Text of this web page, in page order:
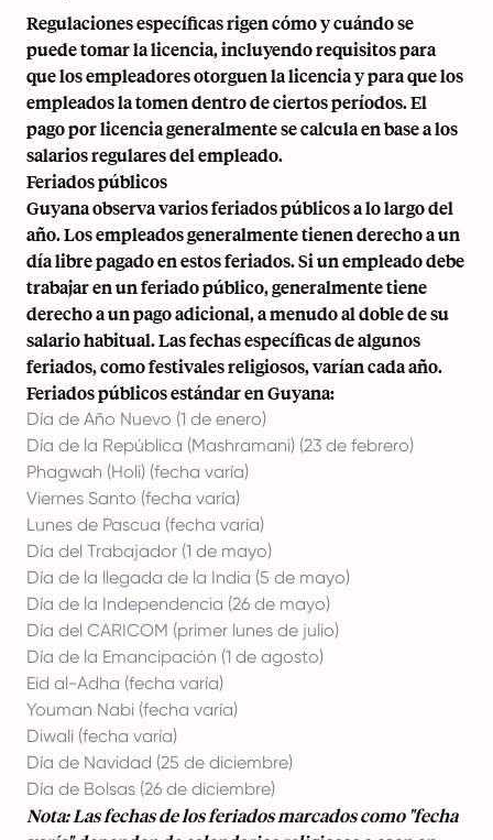
Regulaciones específicas rigen cómo y cuándo se
puede tomar la licencia, incluyendo requisitos para
que los empleadores otorguen la licencia y para que los
empleados la tomen dentro de ciertos períodos. El
pago por licencia generalmente se calcula en base a los
salarios regulares del empleado.
Feriados públicos
Guyana observa varios feriados públicos a lo largo del
año. Los empleados generalmente tienen derecho a un
día libre pagado en estos feriados. Si un empleado debe
trabajar en un feriado público, generalmente tiene
derecho a un pago adicional, a menudo al doble de su
salario habitual. Las fechas específicas de algunos
feriados, como festivales religiosos, varían cada año.
Feriados públicos estándar en Guyana:
Día de Año Nuevo (1 de enero)
Día de la República (Mashramani) (23 de febrero)
Phagwah (Holi) (fecha varía)
Viernes Santo (fecha varía)
Lunes de Pascua (fecha varía)
Día del Trabajador (1 de mayo)
Día de la llegada de la India (5 de mayo)
Día de la Independencia (26 de mayo)
Día del CARICOM (primer lunes de julio)
Día de la Emancipación (1 de agosto)
Eid al-Adha (fecha varía)
Youman Nabi (fecha varía)
Diwali (fecha varía)
Día de Navidad (25 de diciembre)
Día de Bolsas (26 de diciembre)
Nota: Las fechas de los feriados marcados como "fecha